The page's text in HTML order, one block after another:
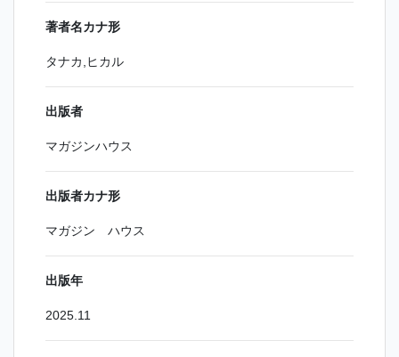
著者名カナ形
タナカ,ヒカル
出版者
マガジンハウス
出版者カナ形
マガジン ハウス
出版年
2025.11